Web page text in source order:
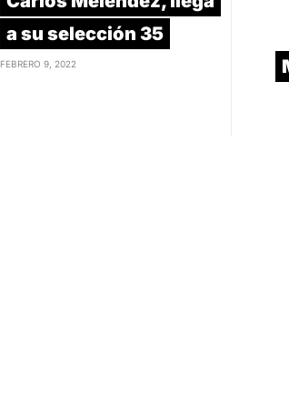
a su selección 35
FEBRERO 9, 2022